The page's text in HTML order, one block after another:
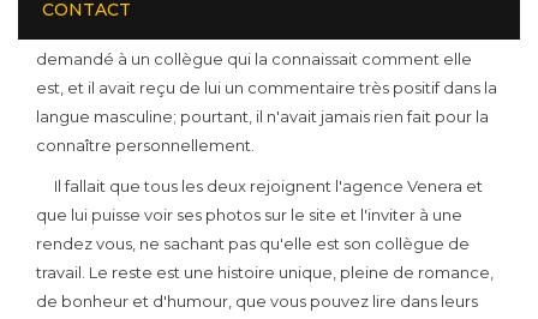
CONTACT
demandé à un collègue qui la connaissait comment elle
est, et il avait reçu de lui un commentaire très positif dans la
langue masculine; pourtant, il n'avait jamais rien fait pour la
connaître personnellement.
Il fallait que tous les deux rejoignent l'agence Venera et
que lui puisse voir ses photos sur le site et l'inviter à une
rendez vous, ne sachant pas qu'elle est son collègue de
travail. Le reste est une histoire unique, pleine de romance,
de bonheur et d'humour, que vous pouvez lire dans leurs